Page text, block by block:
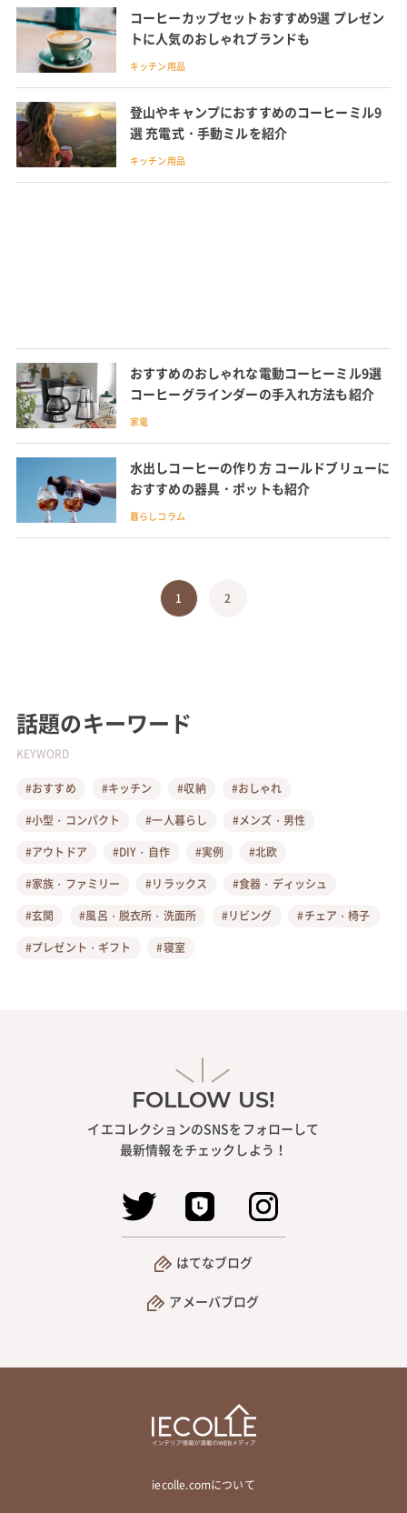
コーヒーカップセットおすすめ9選 プレゼン
トに人気のおしゃれブランドも
キッチン用品
登山やキャンプにおすすめのコーヒーミル9
選 充電式・手動ミルを紹介
キッチン用品
おすすめのおしゃれな電動コーヒーミル9選
コーヒーグラインダーの手入れ方法も紹介
家電
水出しコーヒーの作り方 コールドブリューに
おすすめの器具・ポットも紹介
暮らしコラム
1 2
話題のキーワード
KEYWORD
#おすすめ #キッチン #収納
#おしゃれ
#小型・コンパクト
#一人暮らし
#メンズ・男性
#アウトドア
#DIY・自作 #実例
#北欧
#家族・ファミリー
#リラックス
#食器・ディッシュ
#玄関
#風呂・脱衣所・洗面所 #リビング
#チェア・椅子
#プレゼント・ギフト
#寝室
FOLLOW US!
イエコレクションのSNSをフォローして
最新情報をチェックしよう！
はてなブログ
アメーバブログ
iecolle.comについて